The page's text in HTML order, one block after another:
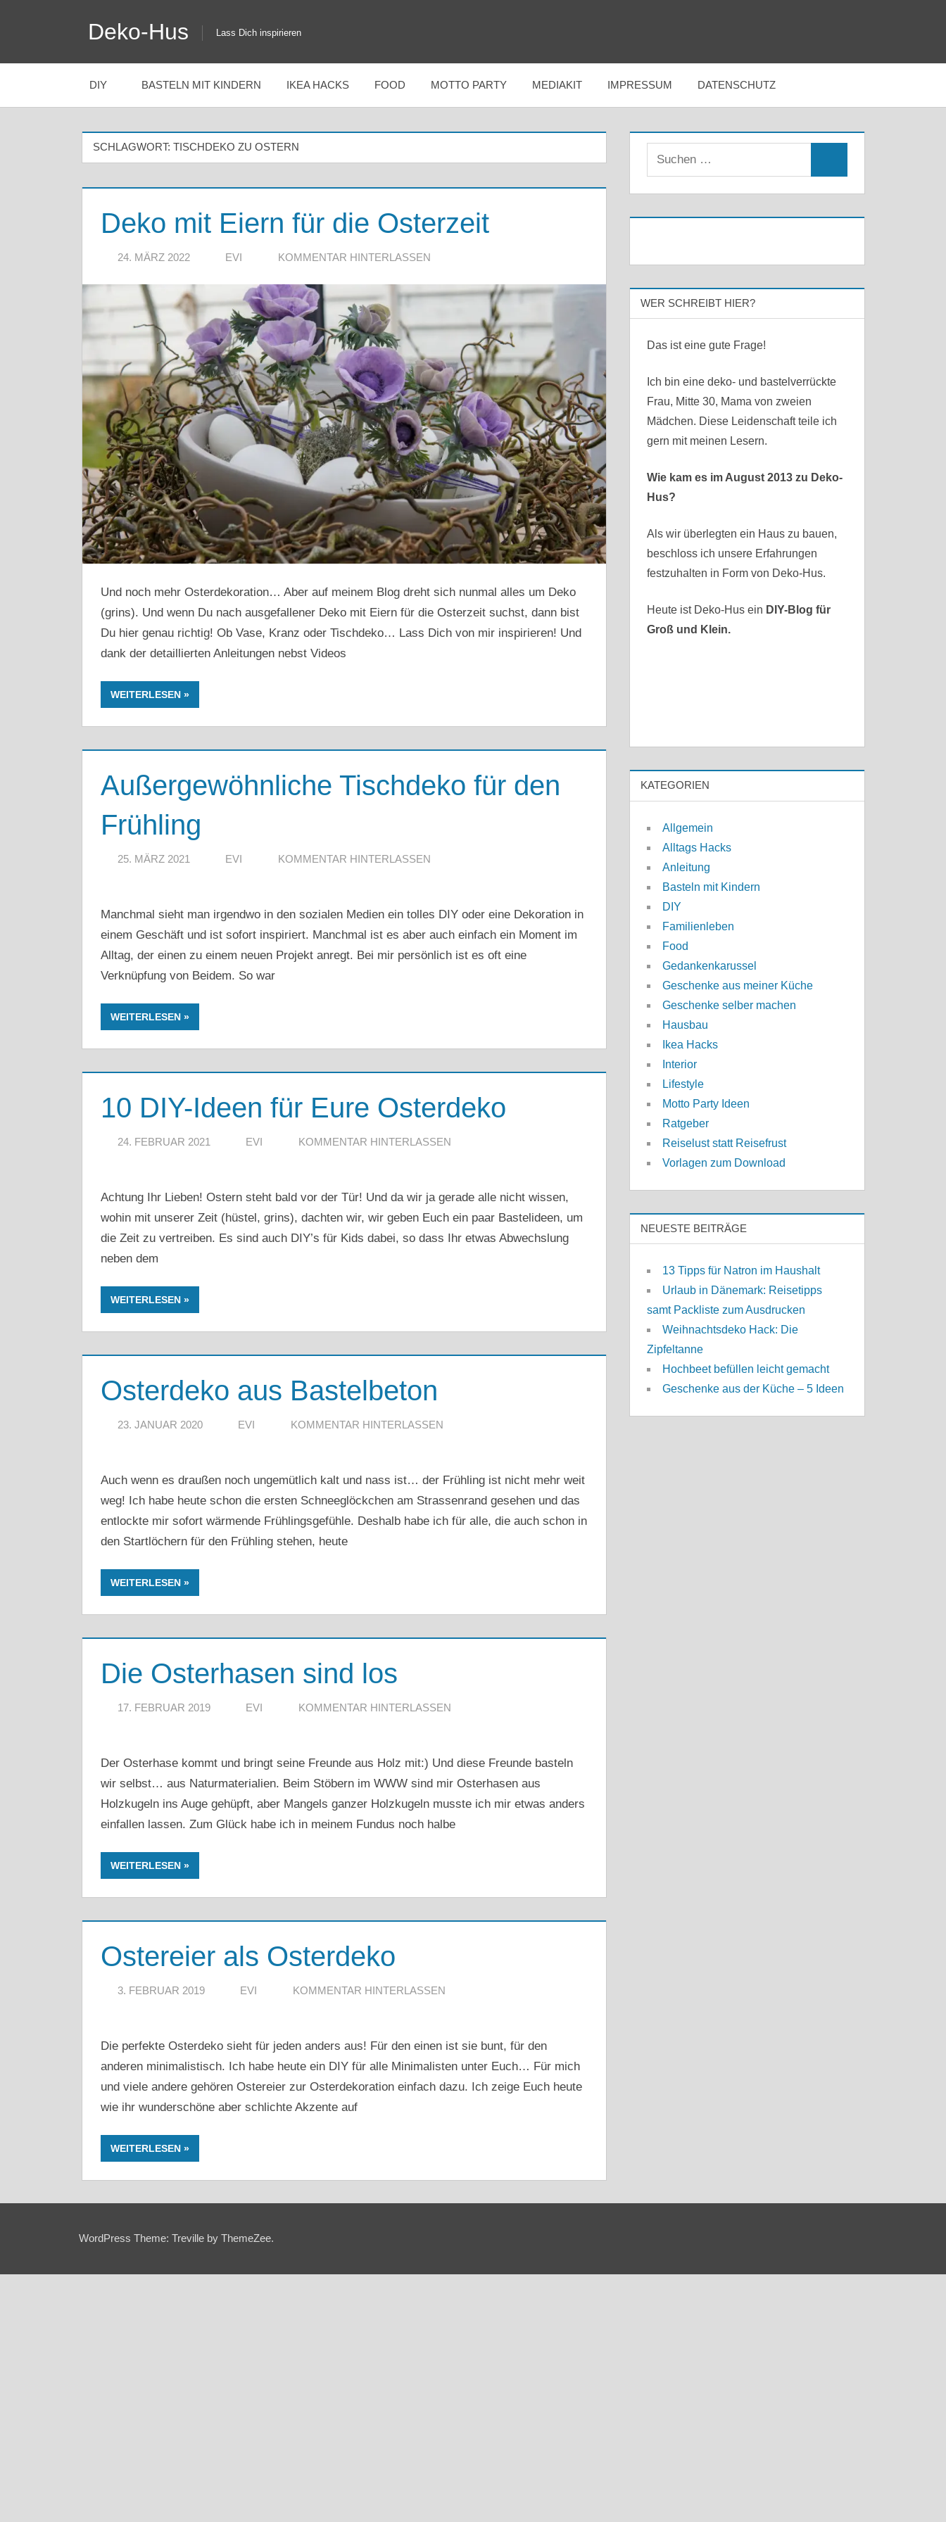
Deko-Hus Lass Dich inspirieren
DIY BASTELN MIT KINDERN IKEA HACKS FOOD MOTTO PARTY MEDIAKIT IMPRESSUM DATENSCHUTZ
SCHLAGWORT: TISCHDEKO ZU OSTERN
Deko mit Eiern für die Osterzeit
24. MÄRZ 2022 EVI KOMMENTAR HINTERLASSEN
Und noch mehr Osterdekoration… Aber auf meinem Blog dreht sich nunmal alles um Deko
(grins). Und wenn Du nach ausgefallener Deko mit Eiern für die Osterzeit suchst, dann bist
Du hier genau richtig! Ob Vase, Kranz oder Tischdeko… Lass Dich von mir inspirieren! Und
dank der detaillierten Anleitungen nebst Videos
WEITERLESEN
Außergewöhnliche Tischdeko für den
Frühling
25. MÄRZ 2021 EVI KOMMENTAR HINTERLASSEN
Manchmal sieht man irgendwo in den sozialen Medien ein tolles DIY oder eine Dekoration in
einem Geschäft und ist sofort inspiriert. Manchmal ist es aber auch einfach ein Moment im
Alltag, der einen zu einem neuen Projekt anregt. Bei mir persönlich ist es oft eine
Verknüpfung von Beidem. So war
WEITERLESEN
10 DIY-Ideen für Eure Osterdeko
24. FEBRUAR 2021 EVI KOMMENTAR HINTERLASSEN
Achtung Ihr Lieben! Ostern steht bald vor der Tür! Und da wir ja gerade alle nicht wissen,
wohin mit unserer Zeit (hüstel, grins), dachten wir, wir geben Euch ein paar Bastelideen, um
die Zeit zu vertreiben. Es sind auch DIY’s für Kids dabei, so dass Ihr etwas Abwechslung
neben dem
WEITERLESEN
Osterdeko aus Bastelbeton
23. JANUAR 2020 EVI KOMMENTAR HINTERLASSEN
Auch wenn es draußen noch ungemütlich kalt und nass ist… der Frühling ist nicht mehr weit
weg! Ich habe heute schon die ersten Schneeglöckchen am Strassenrand gesehen und das
entlockte mir sofort wärmende Frühlingsgefühle. Deshalb habe ich für alle, die auch schon in
den Startlöchern für den Frühling stehen, heute
WEITERLESEN
Die Osterhasen sind los
17. FEBRUAR 2019 EVI KOMMENTAR HINTERLASSEN
Der Osterhase kommt und bringt seine Freunde aus Holz mit:) Und diese Freunde basteln
wir selbst… aus Naturmaterialien. Beim Stöbern im WWW sind mir Osterhasen aus
Holzkugeln ins Auge gehüpft, aber Mangels ganzer Holzkugeln musste ich mir etwas anders
einfallen lassen. Zum Glück habe ich in meinem Fundus noch halbe
WEITERLESEN
Ostereier als Osterdeko
3. FEBRUAR 2019 EVI KOMMENTAR HINTERLASSEN
Die perfekte Osterdeko sieht für jeden anders aus! Für den einen ist sie bunt, für den
anderen minimalistisch. Ich habe heute ein DIY für alle Minimalisten unter Euch… Für mich
und viele andere gehören Ostereier zur Osterdekoration einfach dazu. Ich zeige Euch heute
wie ihr wunderschöne aber schlichte Akzente auf
WEITERLESEN
WER SCHREIBT HIER?
Das ist eine gute Frage!
Ich bin eine deko- und bastelverrückte
Frau, Mitte 30, Mama von zweien
Mädchen. Diese Leidenschaft teile ich
gern mit meinen Lesern.
Wie kam es im August 2013 zu Deko-
Hus?
Als wir überlegten ein Haus zu bauen,
beschloss ich unsere Erfahrungen
festzuhalten in Form von Deko-Hus.
Heute ist Deko-Hus ein DIY-Blog für
Groß und Klein.
KATEGORIEN
Allgemein
Alltags Hacks
Anleitung
Basteln mit Kindern
DIY
Familienleben
Food
Gedankenkarussel
Geschenke aus meiner Küche
Geschenke selber machen
Hausbau
Ikea Hacks
Interior
Lifestyle
Motto Party Ideen
Ratgeber
Reiselust statt Reisefrust
Vorlagen zum Download
NEUESTE BEITRÄGE
13 Tipps für Natron im Haushalt
Urlaub in Dänemark: Reisetipps
samt Packliste zum Ausdrucken
Weihnachtsdeko Hack: Die
Zipfeltanne
Hochbeet befüllen leicht gemacht
Geschenke aus der Küche – 5 Ideen
WordPress Theme: Treville by ThemeZee.